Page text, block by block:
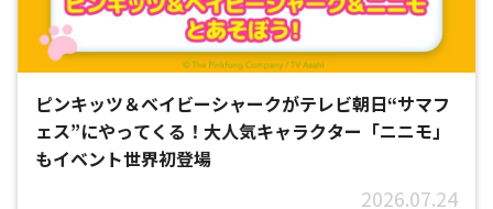
ピンキッツ＆ベイビーシャークがテレビ朝日“サマフ
ェス”にやってくる！大人気キャラクター「ニニモ」
もイベント世界初登場
2026.07.24